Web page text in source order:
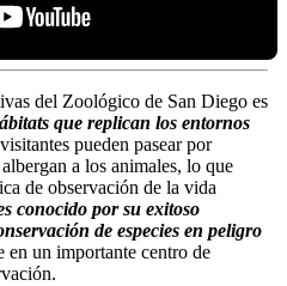
del Zoológico de San Diego es
que replican los entornos
pueden pasear por
a los animales, lo que
de observación de la vida
conocido por su exitoso
de especies en peligro
en un importante centro de